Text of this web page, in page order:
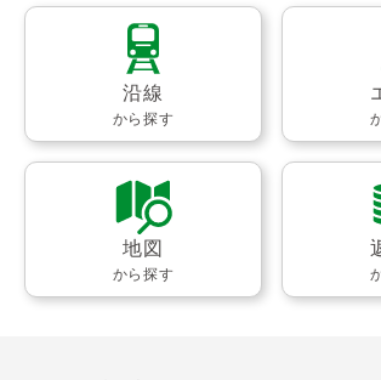
沿線
から探す
地図
から探す